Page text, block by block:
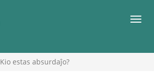
Meny
Kio estas absurdaĵo?